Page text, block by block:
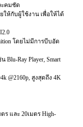
ะคมชัด
ห้กับผู้ใช้งาน เพื่อให้ได้
โดยไม่มีการบีบอัด
Ray Player, Smart
@2160p, สูงสุดถึง 4K
ร และ 20เมตร High-